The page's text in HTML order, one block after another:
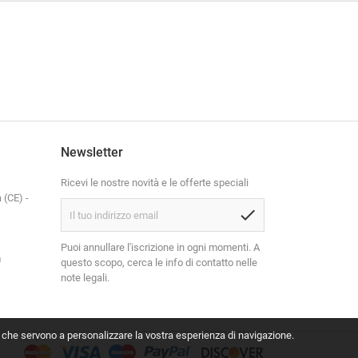
(CE) -
Newsletter
Ricevi le nostre novità e le offerte speciali
check
Puoi annullare l'iscrizione in ogni momenti. A
questo scopo, cerca le info di contatto nelle
note legali.
servono a personalizzare la vostra esperienza di navigazione.